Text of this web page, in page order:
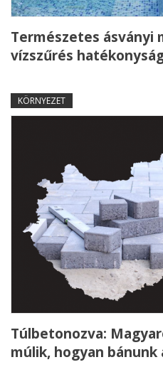
Természetes ásványi
vízszűrés
KÖRNYEZET
Túlbetonozva:
múlik, hogyan